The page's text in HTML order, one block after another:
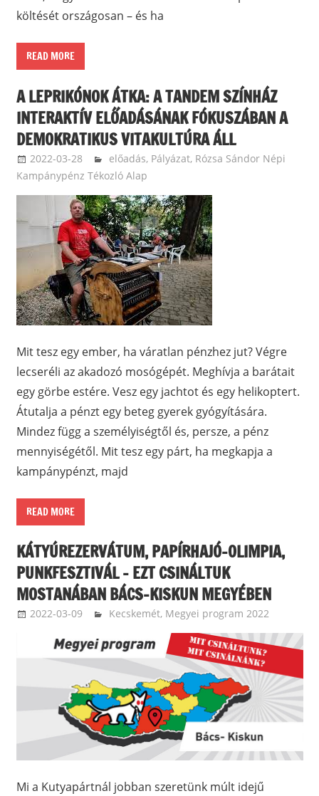
költését országosan – és ha
READ MORE
A LEPRIKÓNOK ÁTKA: A TANDEM SZÍNHÁZ
INTERAKTÍV ELŐADÁSÁNAK FÓKUSZÁBAN A
DEMOKRATIKUS VITAKULTÚRA ÁLL
2022-03-28 ketfarkukutya
előadás, Pályázat, Rózsa Sándor Népi
Kampánypénz Tékozló Alap
Mit tesz egy ember, ha váratlan pénzhez jut? Végre
lecseréli az akadozó mosógépét. Meghívja a barátait
egy görbe estére. Vesz egy jachtot és egy helikoptert.
Átutalja a pénzt egy beteg gyerek gyógyítására.
Mindez függ a személyiségtől és, persze, a pénz
mennyiségétől. Mit tesz egy párt, ha megkapja a
kampánypénzt, majd
READ MORE
KÁTYÚREZERVÁTUM, PAPÍRHAJÓ-OLIMPIA,
PUNKFESZTIVÁL – EZT CSINÁLTUK
MOSTANÁBAN BÁCS-KISKUN MEGYÉBEN
2022-03-09 langdavid
Kecskemét, Megyei program 2022
Mi a Kutyapártnál jobban szeretünk múlt idejű